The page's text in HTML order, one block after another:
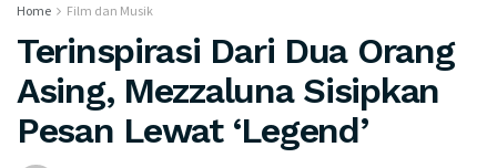
Home Film dan Musik
Terinspirasi Dari Dua Orang
Asing, Mezzaluna Sisipkan
Pesan Lewat ‘Legend’